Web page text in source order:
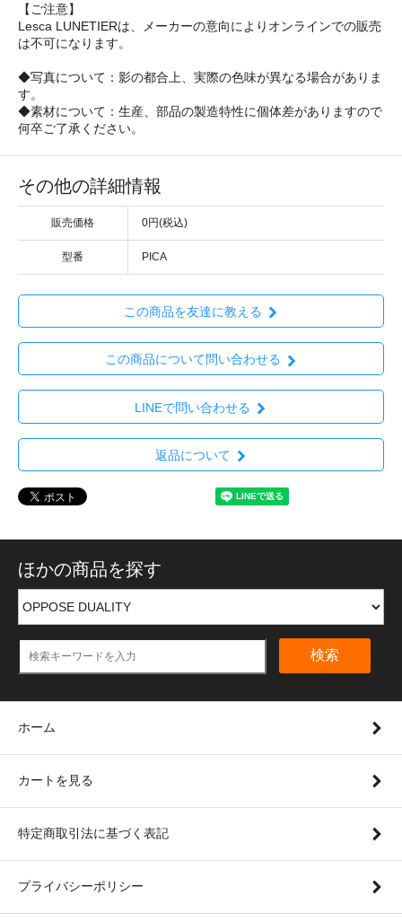
【ご注意】
Lesca LUNETIERは、メーカーの意向によりオンラインでの販売
は不可になります。
◆写真について：影の都合上、実際の色味が異なる場合がありま
す。
◆素材について：生産、部品の製造特性に個体差がありますので
何卒ご了承ください。
その他の詳細情報
販売価格 0円(税込)
型番 PICA
この商品を友達に教える
この商品について問い合わせる
LINEで問い合わせる
返品について
ほかの商品を探す
検索
ホーム
カートを見る
特定商取引法に基づく表記
プライバシーポリシー